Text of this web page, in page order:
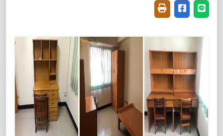
友善列印(開新視
分享至臉書
分享